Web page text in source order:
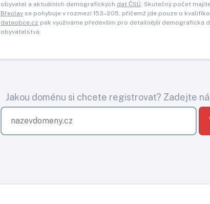
obyvatel a aktuálních demografických dat ČSÚ. Skutečný počet
Břeclav se pohybuje v rozmezí 153–205, přičemž jde pouze o
dataobce.cz pak využíváme především pro detailnější demografická
obyvatelstva.
Jakou doménu si chcete registrovat? Zadejte